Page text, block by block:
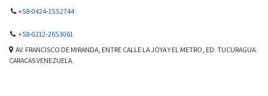
+58-0424-1552744
+58-0212-2653061
AV. FRANCISCO DE MIRANDA, ENTRE CALLE LA JOYA Y EL METRO, ED. TUCURAGUA.
CARACAS VENEZUELA.